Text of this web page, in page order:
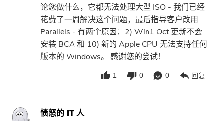
论您做什么，它都无法处理大型 ISO - 我们已经
花费了一周解决这个问题，最后指导客户改用
Parallels - 有两个原因：2) Win1 Oct 更新不会
安装 BCA 和 10) 新的 Apple CPU 无法支持任何
版本的 Windows。 感谢您的尝试！
1 0 0 回复
愤怒的 IT 人